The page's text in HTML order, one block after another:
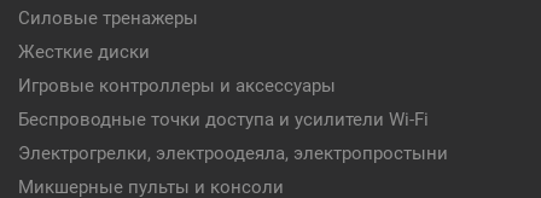
Силовые тренажеры
Жесткие диски
Игровые контроллеры и аксессуары
Беспроводные точки доступа и усилители Wi-Fi
Электрогрелки, электроодеяла, электропростыни
Микшерные пульты и консоли